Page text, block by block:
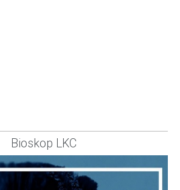
Bioskop LKC